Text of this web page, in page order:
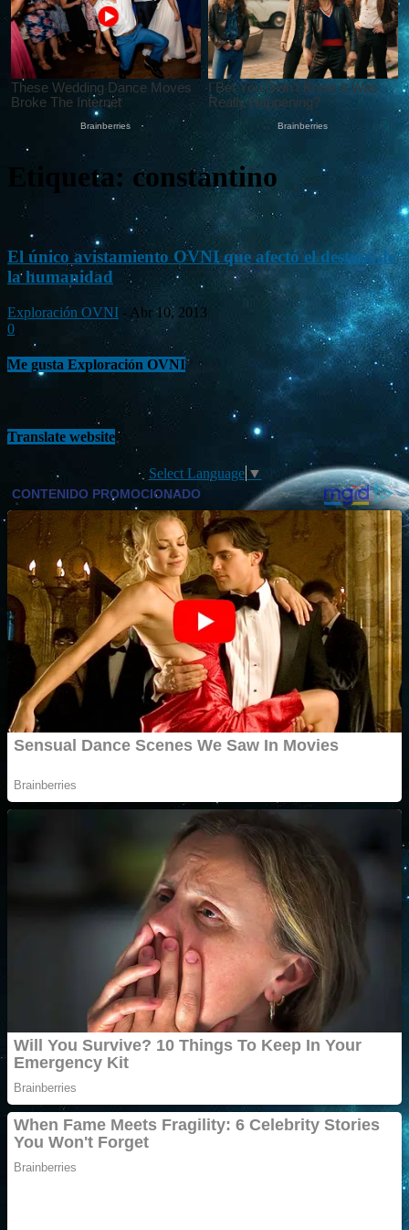
Etiqueta: constantino
El único avistamiento OVNI que afectó el destino de
la humanidad
Exploración OVNI - Abr 10, 2013
0
Me gusta Exploración OVNI
Translate website
Select Language ▼